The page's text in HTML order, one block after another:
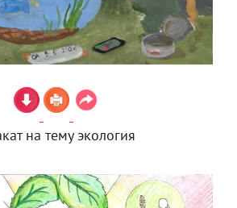
на тему экология